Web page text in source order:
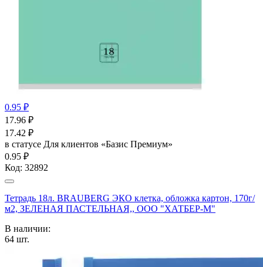
0.95 ₽
17.96 ₽
17.42 ₽
в статусе Для клиентов «Базис Премиум»
0.95 ₽
Код: 32892
Тетрадь 18л. BRAUBERG ЭКО клетка, обложка картон, 170г/
м2, ЗЕЛЕНАЯ ПАСТЕЛЬНАЯ,, ООО "ХАТБЕР-М"
В наличии:
64 шт.